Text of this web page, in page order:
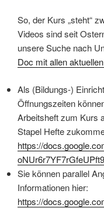
So, der Kurs „steht“
Videos sind seit
unsere Suche nach
Doc mit allen
Als (Bildungs-)
Öffnungszeiten
Arbeitsheft zum Kurs
Stapel Hefte
https://
Sie können parallel
Informationen hier:
https://